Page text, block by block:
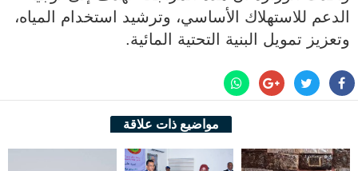
الدعم للاستهلاك الأساسي، وترشيد استخدام المياه،
وتعزيز تمويل البنية التحتية المائية.
مواضيع ذات علاقة